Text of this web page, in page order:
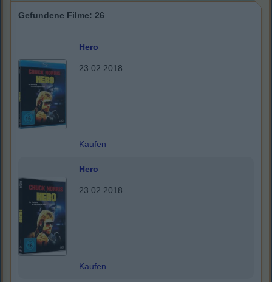
Gefundene Filme: 26
Hero
23.02.2018
Kaufen
Hero
23.02.2018
Kaufen